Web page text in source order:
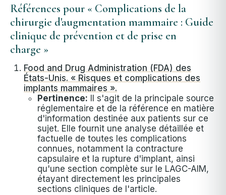
Références pour « Complications de la
chirurgie d'augmentation mammaire : Guide
clinique de prévention et de prise en
charge »
Food and Drug Administration (FDA) des
États-Unis. « Risques et complications des
implants mammaires ».
Pertinence: Il s'agit de la principale source
réglementaire et de la référence en matière
d'information destinée aux patients sur ce
sujet. Elle fournit une analyse détaillée et
factuelle de toutes les complications
connues, notamment la contracture
capsulaire et la rupture d'implant, ainsi
qu'une section complète sur le LAGC-AIM,
étayant directement les principales
sections cliniques de l'article.